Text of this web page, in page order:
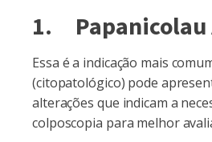
1. Papanicolau
Essa é a indicação mais
(citopatológico) pode
alterações que indicam a
colposcopia para melhor